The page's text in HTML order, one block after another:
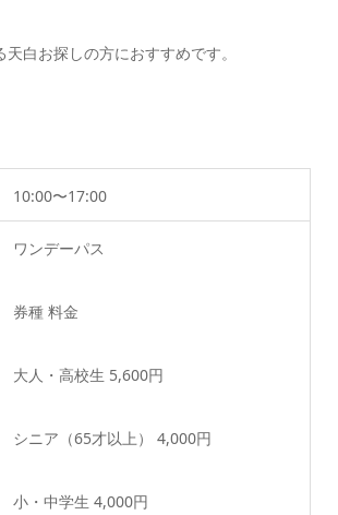
白お探しの方におすすめです。
10:00〜17:00
ワンデーパス
券種 料金
大人・高校生 5,600円
シニア（65才以上） 4,000円
小・中学生 4,000円